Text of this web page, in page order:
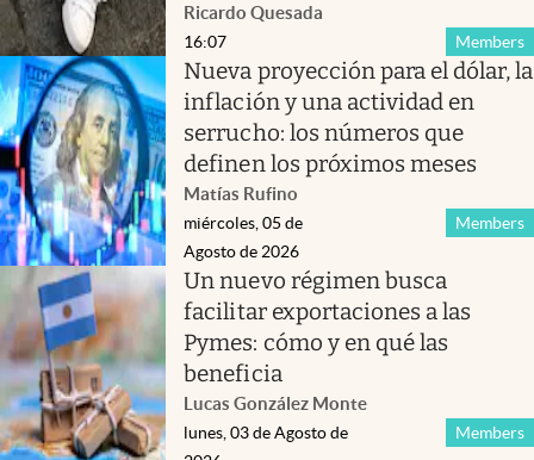
Ricardo Quesada
Members
16:07
Nueva proyección para el dólar, la
inflación y una actividad en
serrucho: los números que
definen los próximos meses
Matías Rufino
Members
miércoles, 05 de
Agosto de 2026
Un nuevo régimen busca
facilitar exportaciones a las
Pymes: cómo y en qué las
beneficia
Lucas González Monte
Members
lunes, 03 de Agosto de